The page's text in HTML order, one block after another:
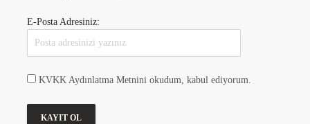
E-Posta Adresiniz:
KVKK Aydınlatma Metnini okudum, kabul ediyorum.